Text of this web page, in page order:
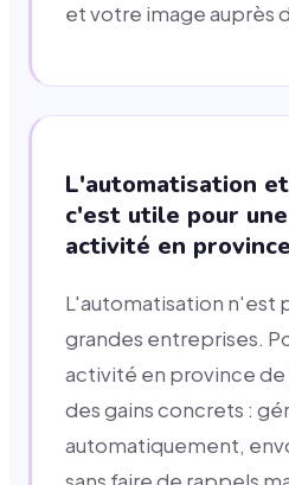
et votre image auprès
L'automatisation
c'est utile pour
activité en
L'automatisation n'est
grandes entreprises.
activité en province
des gains concrets :
automatiquement,